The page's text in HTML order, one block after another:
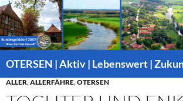
INHALT
SPRINGEN
ALLER,ALLERFÄHRE,OTERSEN